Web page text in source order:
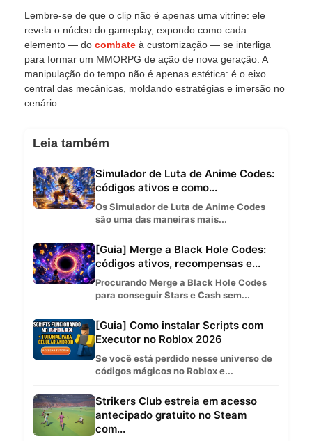
Lembre-se de que o clip não é apenas uma vitrine: ele
revela o núcleo do gameplay, expondo como cada
elemento — do combate à customização — se interliga
para formar um MMORPG de ação de nova geração. A
manipulação do tempo não é apenas estética: é o eixo
central das mecânicas, moldando estratégias e imersão no
cenário.
Leia também
Simulador de Luta de Anime Codes:
códigos ativos e como...
Os Simulador de Luta de Anime Codes
são uma das maneiras mais...
[Guia] Merge a Black Hole Codes:
códigos ativos, recompensas e...
Procurando Merge a Black Hole Codes
para conseguir Stars e Cash sem...
[Guia] Como instalar Scripts com
Executor no Roblox 2026
Se você está perdido nesse universo de
códigos mágicos no Roblox e...
Strikers Club estreia em acesso
antecipado gratuito no Steam
com...